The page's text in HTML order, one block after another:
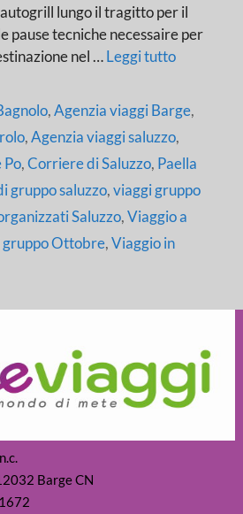
autogrill lungo il tragitto per il
pause tecniche necessaire per
nel …Leggi tutto
,Agenzia viaggi Barge,
,Agenzia viaggi saluzzo,
Po,Corriere di Saluzzo, Paella
gruppo saluzzo,viaggi gruppo
Saluzzo,Viaggio a
gruppo Ottobre,Viaggio in
Barge CN